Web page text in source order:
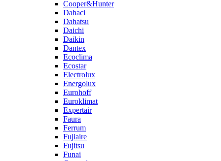
Cooper&Hunter
Dahaci
Dahatsu
Daichi
Daikin
Dantex
Ecoclima
Ecostar
Electrolux
Energolux
Eurohoff
Euroklimat
Expertair
Faura
Ferrum
Fujiaire
Fujitsu
Funai